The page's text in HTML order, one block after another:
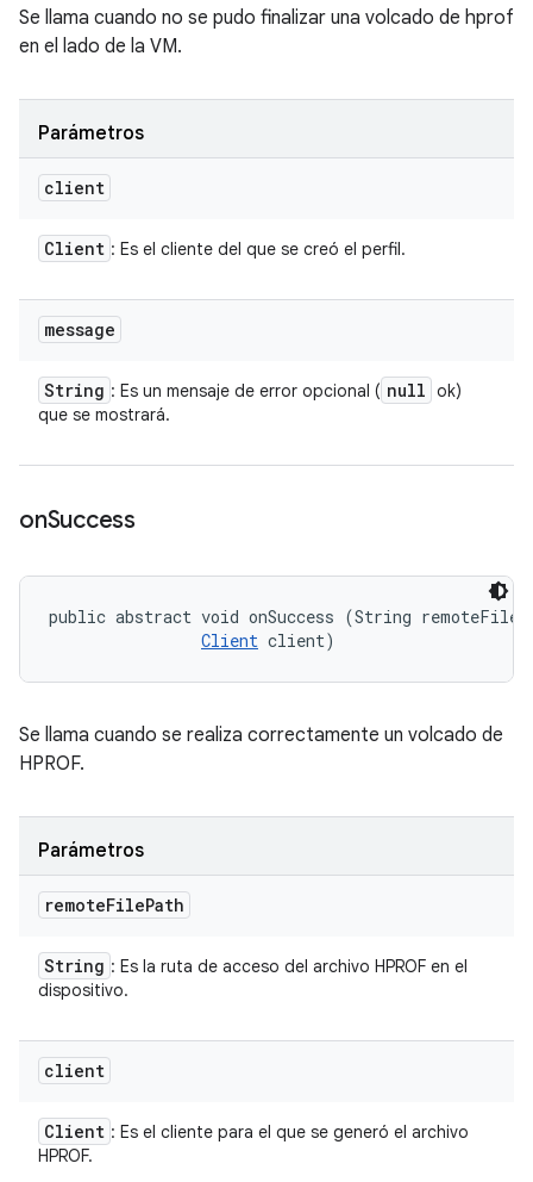
Se llama cuando no se pudo finalizar una volcado de hprof
en el lado de la VM.
Parámetros
client
Client : Es el cliente del que se creó el perfil.
message
String : Es un mensaje de error opcional ( null ok)
que se mostrará.
onSuccess
public abstract void onSuccess (String
Client client)
Se llama cuando se realiza correctamente un volcado de
HPROF.
Parámetros
remoteFilePath
String : Es la ruta de acceso del archivo HPROF en el
dispositivo.
client
Client : Es el cliente para el que se generó el archivo
HPROF.